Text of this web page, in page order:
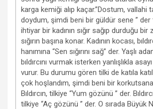
karga kemiği alıp kaçar.”Dostum, vallahi
doydum, şimdi beni bir güldür sene ” der
ihtiyar bir kadının sığır sağıp durduğu
sığırın başına konar. Kadının kocası,
hanımına “Sen sığırını sağ” der. Yaşlı
bıldırcını vurmak isterken yanlışlıkla
vurur. Bu durumu gören tilki de katıla
çok hoşlandım, şimdi beni bir
Bıldırcın, tilkiye “Yum gözünü ” der.
tilkiye “Aç gözünü ” der. O sırada Büyük